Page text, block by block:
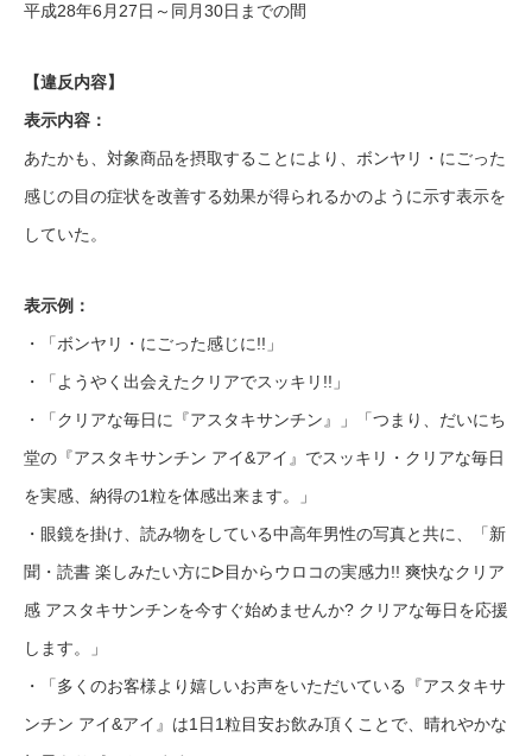
平成28年6月27日～同月30日までの間
【違反内容】
表示内容：
あたかも、対象商品を摂取することにより、ボンヤリ・にごった
感じの目の症状を改善する効果が得られるかのように示す表示を
していた。
表示例：
・「ボンヤリ・にごった感じに!!」
・「ようやく出会えたクリアでスッキリ!!」
・「クリアな毎日に『アスタキサンチン』」「つまり、だいにち
堂の『アスタキサンチン アイ&アイ』でスッキリ・クリアな毎日
を実感、納得の1粒を体感出来ます。」
・眼鏡を掛け、読み物をしている中高年男性の写真と共に、「新
聞・読書 楽しみたい方にᐅ目からウロコの実感力!! 爽快なクリア
感 アスタキサンチンを今すぐ始めませんか? クリアな毎日を応援
します。」
・「多くのお客様より嬉しいお声をいただいている『アスタキサ
ンチン アイ&アイ』は1日1粒目安お飲み頂くことで、晴れやかな